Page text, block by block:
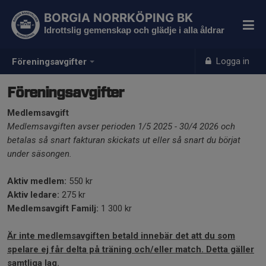
Föreningsavgifter Logga in
BORGIA NORRKÖPING BK
Idrottslig gemenskap och glädje i alla åldrar
Föreningsavgifter
Medlemsavgift
Medlemsavgiften avser perioden 1/5 2025 - 30/4 2026 och
betalas så snart fakturan skickats ut eller så snart du börjat
under säsongen.
Aktiv medlem: 550 kr
Aktiv ledare: 275 kr
Medlemsavgift Familj: 1 300 kr
Är inte medlemsavgiften betald innebär det att du som
spelare ej får delta på träning och/eller match. Detta gäller
samtliga lag.